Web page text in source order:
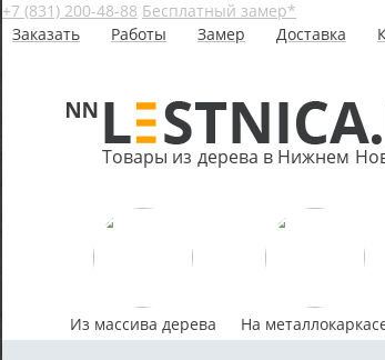
+7 (831) 200-48-88 Бесплатный замер*
Товары из дерева в Нижнем
Заказать Работы Замер Доставка
Из массива дерева На